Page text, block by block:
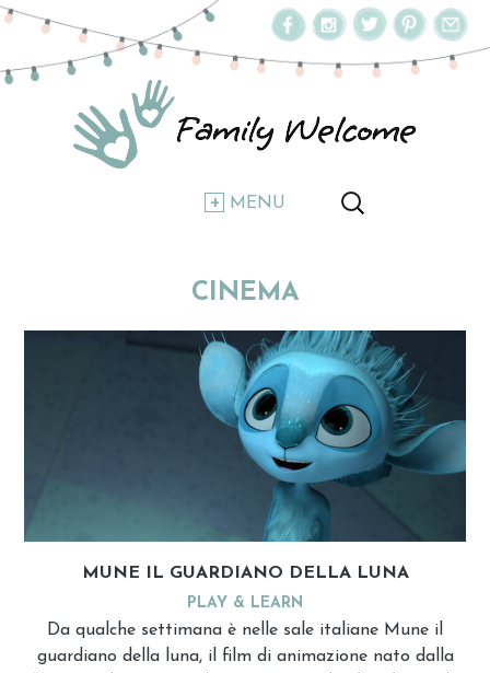
MENU
CINEMA
MUNE IL GUARDIANO DELLA LUNA
PLAY & LEARN
Da qualche settimana è nelle sale italiane Mune il
guardiano della luna, il film di animazione nato dalla